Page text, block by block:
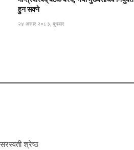
हुन सक्ने
२४ असार २०८३, बुधबार
श्रेष्ठ